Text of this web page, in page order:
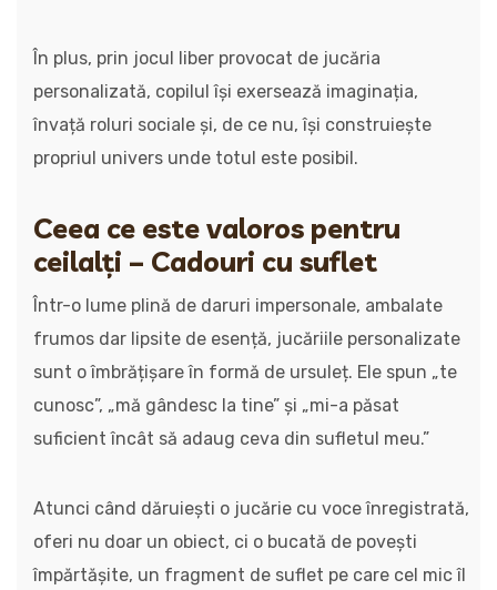
În plus, prin jocul liber provocat de jucăria
personalizată, copilul își exersează imaginația,
învață roluri sociale și, de ce nu, își construiește
propriul univers unde totul este posibil.
Ceea ce este valoros pentru
ceilalți – Cadouri cu suflet
Într-o lume plină de daruri impersonale, ambalate
frumos dar lipsite de esență, jucăriile personalizate
sunt o îmbrățișare în formă de ursuleț. Ele spun „te
cunosc”, „mă gândesc la tine” și „mi-a păsat
suficient încât să adaug ceva din sufletul meu.”
Atunci când dăruiești o jucărie cu voce înregistrată,
oferi nu doar un obiect, ci o bucată de povești
împărtășite, un fragment de suflet pe care cel mic îl